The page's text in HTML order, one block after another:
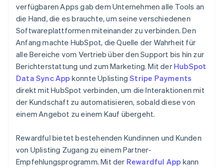
verfügbaren Apps gab dem Unternehmen alle Tools an
die Hand, die es brauchte, um seine verschiedenen
Softwareplattformen miteinander zu verbinden. Den
Anfang machte HubSpot, die Quelle der Wahrheit für
alle Bereiche vom Vertrieb über den Support bis hin zur
Berichterstattung und zum Marketing. Mit der HubSpot
Data Sync App konnte UplistingStripe Payments
direkt mit HubSpot verbinden, um die Interaktionen mit
der Kundschaft zu automatisieren, sobald diese von
einem Angebot zu einem Kauf übergeht.
Rewardful bietet bestehenden Kundinnen und Kunden
von Uplisting Zugang zu einem Partner-
Empfehlungsprogramm. Mit der Rewardful App kann